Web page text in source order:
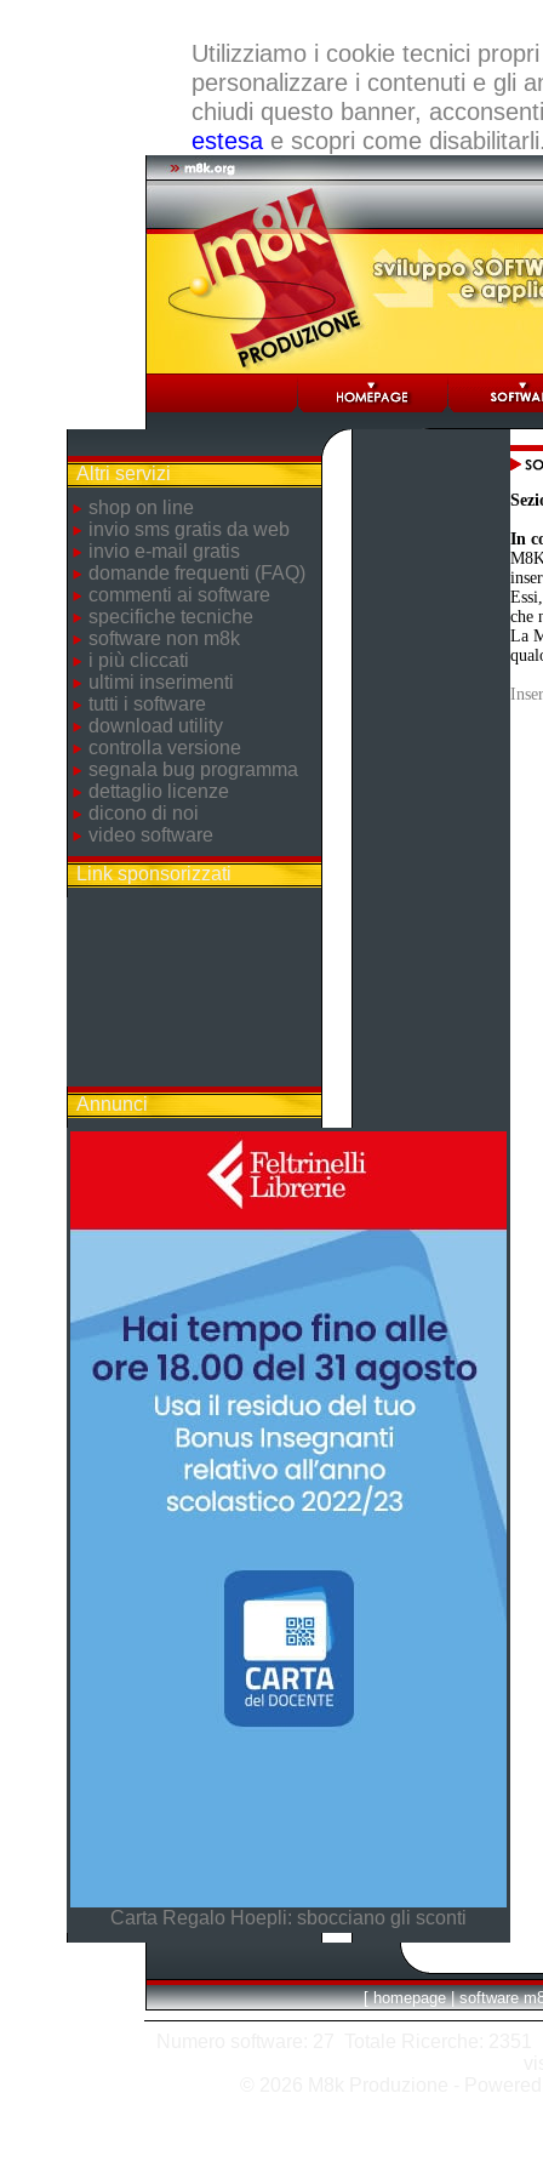
Utilizziamo i cookie tecnici
personalizzare i contenuti e gli
chiudi questo banner,
estesae scopri come
Altri servizi
shop on line
invio sms gratis da web
invio e-mail gratis
domande frequenti (FAQ)
commenti ai software
specifiche tecniche
software non m8k
i più cliccati
ultimi inserimenti
tutti i software
download utility
controlla versione
segnala bug programma
dettaglio licenze
dicono di noi
video software
Link sponsorizzati
Annunci
Carta Regalo Hoepli: sbocciano gli sconti
In
che
La
[ homepage | software